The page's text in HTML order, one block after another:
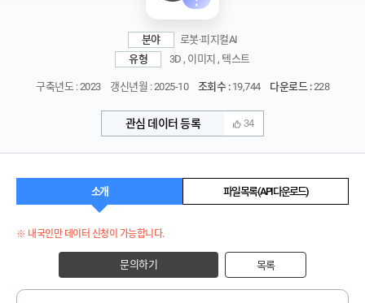
AI 개발지원
분야
로봇·피지컬AI
유형
3D , 이미지 , 텍스트
구축년도 : 2023 갱신년월 : 2025-10 조회수 :19,744 다운로드 :228
관심 데이터 등록 34
소개 파일 목록 (API 다운로드)
※ 내국인만 데이터 신청이 가능합니다.
문의하기 목록